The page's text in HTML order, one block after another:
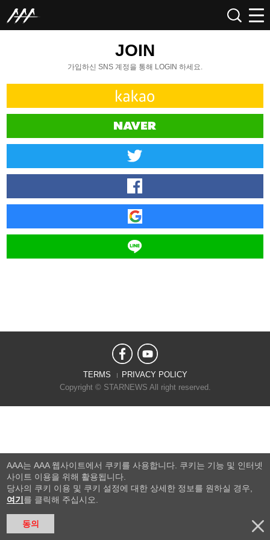
JOIN
가입하신 SNS 계정을 통해 LOGIN 하세요.
TERMS
PRIVACY POLICY
Copyright © STARNEWS All right reserved.
AAA는 AAA 웹사이트에서 쿠키를 사용합니다. 쿠키는 기능 및 인터넷
사이트 이용을 위해 활용됩니다.
당사의 쿠키 이용 및 쿠키 설정에 대한 상세한 정보를 원하실 경우,
여기 를 클릭해 주십시오.
동의